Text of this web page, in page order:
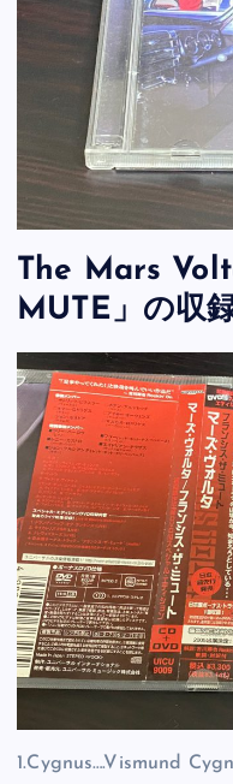
The Mars
MUTE」の収
1.Cygnus….Vismund